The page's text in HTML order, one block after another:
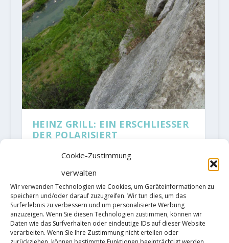
Cookie-Zustimmung
verwalten
Wir verwenden Technologien wie Cookies, um Geräteinformationen zu
speichern und/oder darauf zuzugreifen. Wir tun dies, um das
Surferlebnis zu verbessern und um personalisierte Werbung
anzuzeigen. Wenn Sie diesen Technologien zustimmen, können wir
Daten wie das Surfverhalten oder eindeutige IDs auf dieser Website
verarbeiten. Wenn Sie Ihre Zustimmung nicht erteilen oder
HEINZ GRILL: EIN ERSCHLIESSER
DER POLARISIERT
Mehrseillängenroute|12 |
Heinz Grill hat Nerven aus Stahl.
Als junger Kletterer strapazierte
er sie bei Free-Solo-Touren, die
manche Wieder-holer noch heute